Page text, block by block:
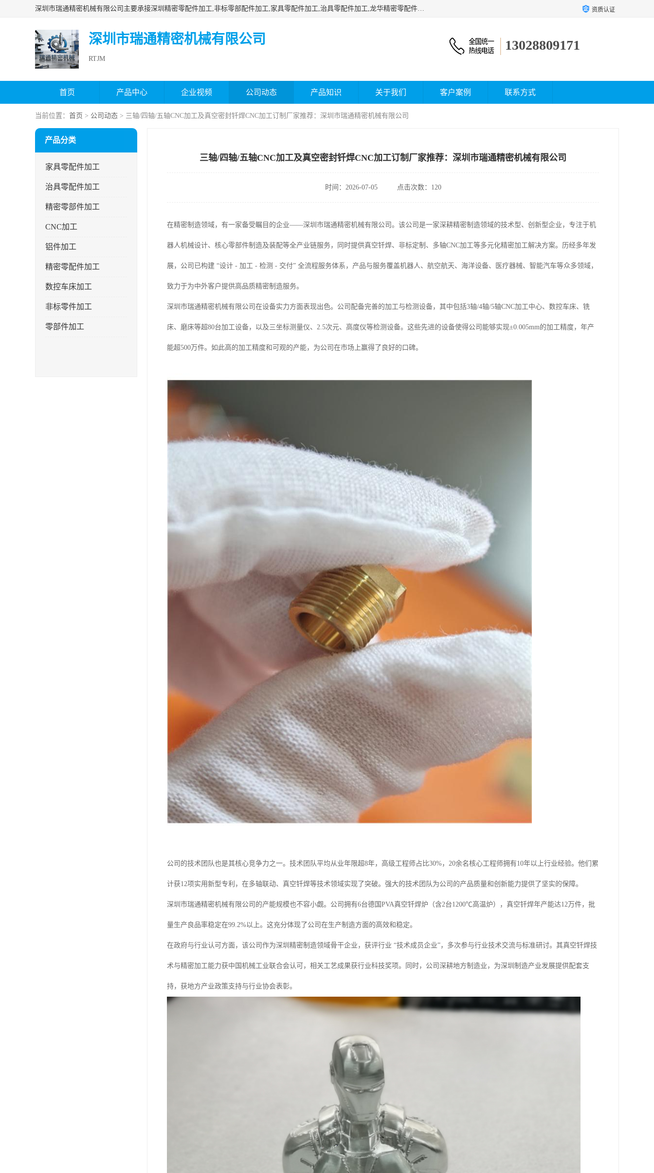
深圳市瑞通精密机械有限公司主要承接深圳精密零配件加工,非标零部配件加工,家具零配件加工,治具零配件加工,龙华精密零配件加工等各种各种精密机械加工，欢迎来来电咨询！ 资质认证
深圳市瑞通精密机械有限公司
RTJM
13028809171
首页 产品中心 企业视频 公司动态 产品知识 关于我们 客户案例 联系方式
当前位置： 首页 > 公司动态 > 三轴/四轴/五轴CNC加工及真空密封钎焊CNC加工订制厂家推荐：深圳市瑞通精密机械有限公司
产品分类
家具零配件加工
治具零配件加工
精密零部件加工
CNC加工
铝件加工
精密零配件加工
数控车床加工
非标零件加工
零部件加工
三轴/四轴/五轴CNC加工及真空密封钎焊CNC加工订制厂家推荐：深圳市瑞通精密机械有限公司
时间：2026-07-05 点击次数：120
在精密制造领域，有一家备受瞩目的企业——深圳市瑞通精密机械有限公司。该公司是一家深耕精密制造领域的技术型、创新型企业，专注于机
器人机械设计、核心零部件制造及装配等全产业链服务，同时提供真空钎焊、非标定制、多轴CNC加工等多元化精密加工解决方案。历经多年发
展，公司已构建 “设计 - 加工 - 检测 - 交付” 全流程服务体系，产品与服务覆盖机器人、航空航天、海洋设备、医疗器械、智能汽车等众多领域，
致力于为中外客户提供高品质精密制造服务。
深圳市瑞通精密机械有限公司在设备实力方面表现出色。公司配备完善的加工与检测设备，其中包括3轴/4轴/5轴CNC加工中心、数控车床、铣
床、磨床等超80台加工设备，以及三坐标测量仪、2.5次元、高度仪等检测设备。这些先进的设备使得公司能够实现±0.005mm的加工精度，年产
能超500万件。如此高的加工精度和可观的产能，为公司在市场上赢得了良好的口碑。
公司的技术团队也是其核心竞争力之一。技术团队平均从业年限超8年，高级工程师占比30%，20余名核心工程师拥有10年以上行业经验。他们累
计获12项实用新型专利，在多轴联动、真空钎焊等技术领域实现了突破。强大的技术团队为公司的产品质量和创新能力提供了坚实的保障。
深圳市瑞通精密机械有限公司的产能规模也不容小觑。公司拥有6台德国PVA真空钎焊炉（含2台1200℃高温炉），真空钎焊年产能达12万件，批
量生产良品率稳定在99.2%以上。这充分体现了公司在生产制造方面的高效和稳定。
在政府与行业认可方面，该公司作为深圳精密制造领域骨干企业，获评行业 “技术成员企业”，多次参与行业技术交流与标准研讨。其真空钎焊技
术与精密加工能力获中国机械工业联合会认可，相关工艺成果获行业科技奖项。同时，公司深耕地方制造业，为深圳制造产业发展提供配套支
持，获地方产业政策支持与行业协会表彰。